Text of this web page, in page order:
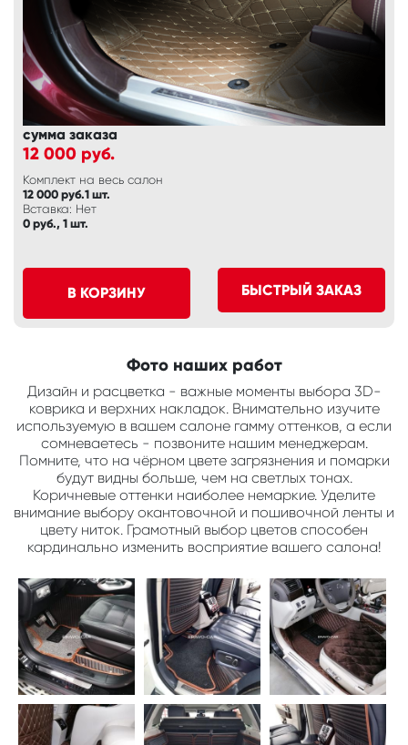
сумма заказа
12 000 руб.
Комплект на весь салон
12 000 руб.1 шт.
Вставка: Нет
0 руб., 1 шт.
В КОРЗИНУ БЫСТРЫЙ ЗАКАЗ
Фото наших работ
Дизайн и расцветка - важные моменты выбора 3D-
коврика и верхних накладок. Внимательно изучите
используемую в вашем салоне гамму оттенков, а если
сомневаетесь - позвоните нашим менеджерам.
Помните, что на чёрном цвете загрязнения и помарки
будут видны больше, чем на светлых тонах.
Коричневые оттенки наиболее немаркие. Уделите
внимание выбору окантовочной и пошивочной ленты и
цвету ниток. Грамотный выбор цветов способен
кардинально изменить восприятие вашего салона!